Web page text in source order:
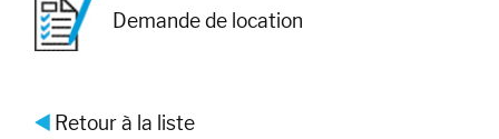
Demande de location
Retour à la liste